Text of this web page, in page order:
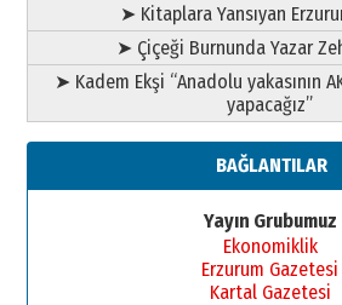
➤ Kitaplara Yansıyan
➤ Çiçeği Burnunda Yazar
➤ Kadem Ekşi “Anadolu yakasının
yapacağız”
BAĞLANTILAR
Yayın Grubumuz
Ekonomiklik
Erzurum Gazetesi
Kartal Gazetesi